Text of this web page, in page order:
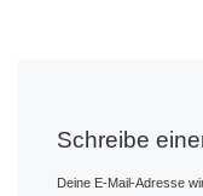
Schreibe
Deine E-Mail-Adresse